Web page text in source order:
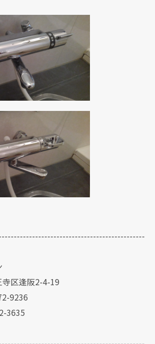
区逢阪2-4-19
9236
3635